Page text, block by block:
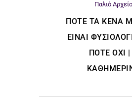
Παλιό Αρχείο
ΠΌΤΕ ΤΑ ΚΕΝΆ
ΕΊΝΑΙ
ΠΌΤΕ ΌΧΙ